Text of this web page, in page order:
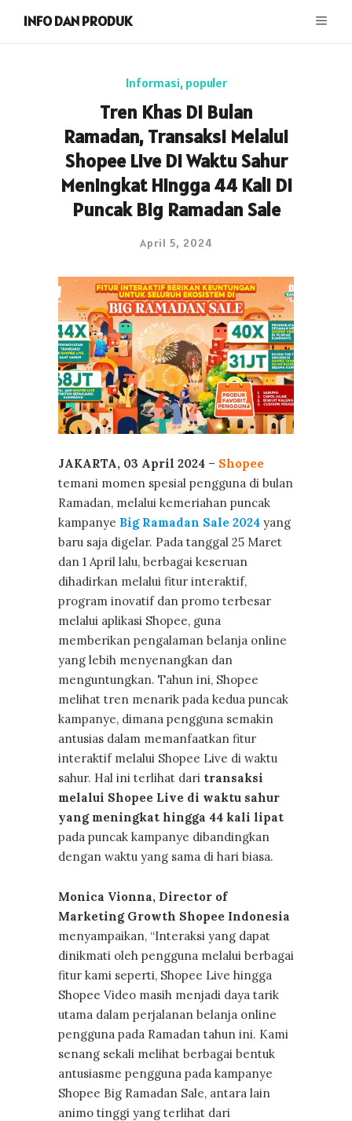
INFO DAN PRODUK
Informasi, populer
Tren Khas Di Bulan
Ramadan, Transaksi Melalui
Shopee Live Di Waktu Sahur
Meningkat Hingga 44 Kali Di
Puncak Big Ramadan Sale
April 5, 2024
JAKARTA, 03 April 2024 – Shopee
temani momen spesial pengguna di bulan
Ramadan, melalui kemeriahan puncak
kampanye Big Ramadan Sale 2024 yang
baru saja digelar. Pada tanggal 25 Maret
dan 1 April lalu, berbagai keseruan
dihadirkan melalui fitur interaktif,
program inovatif dan promo terbesar
melalui aplikasi Shopee, guna
memberikan pengalaman belanja online
yang lebih menyenangkan dan
menguntungkan. Tahun ini, Shopee
melihat tren menarik pada kedua puncak
kampanye, dimana pengguna semakin
antusias dalam memanfaatkan fitur
interaktif melalui Shopee Live di waktu
sahur. Hal ini terlihat dari transaksi
melalui Shopee Live di waktu sahur
yang meningkat hingga 44 kali lipat
pada puncak kampanye dibandingkan
dengan waktu yang sama di hari biasa.
Monica Vionna, Director of
Marketing Growth Shopee Indonesia
menyampaikan, “Interaksi yang dapat
dinikmati oleh pengguna melalui berbagai
fitur kami seperti, Shopee Live hingga
Shopee Video masih menjadi daya tarik
utama dalam perjalanan belanja online
pengguna pada Ramadan tahun ini. Kami
senang sekali melihat berbagai bentuk
antusiasme pengguna pada kampanye
Shopee Big Ramadan Sale, antara lain
animo tinggi yang terlihat dari